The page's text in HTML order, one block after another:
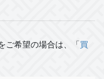
ご希望の場合は、「買